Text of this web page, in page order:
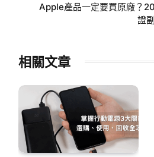
Apple產品一定要買原廠？
證
相關文章